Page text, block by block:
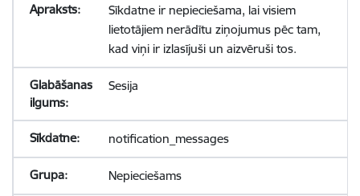
Sīkdatne ir nepieciešama, lai visiem
lietotājiem nerādītu ziņojumus pēc tam,
kad viņi ir izlasījuši un aizvēruši tos.
Sesija
notification_messages
Nepieciešams